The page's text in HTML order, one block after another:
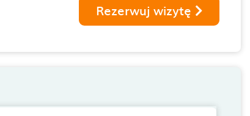
Rezerwuj wizytę